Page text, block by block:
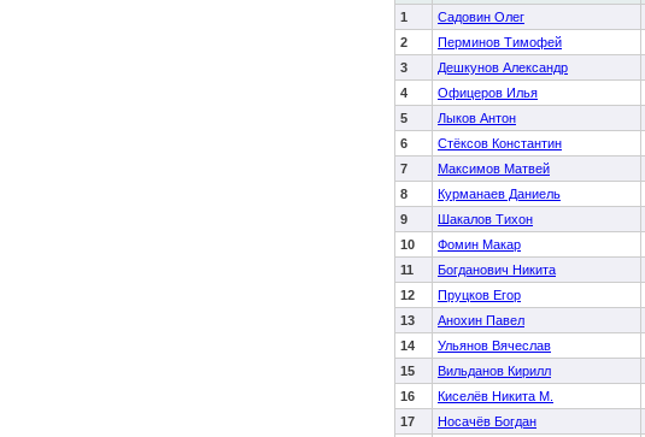
1
Садовин Олег
2
Перминов Тимофей
3
Дешкунов Александр
4
Офицеров Илья
5
Лыков Антон
6
Стёксов Константин
7
Максимов Матвей
8
Курманаев Даниель
9
Шакалов Тихон
10
Фомин Макар
11
Богданович Никита
12
Пруцков Егор
13
Анохин Павел
14
Ульянов Вячеслав
15
Вильданов Кирилл
16
Киселёв Никита М.
17
Носачёв Богдан